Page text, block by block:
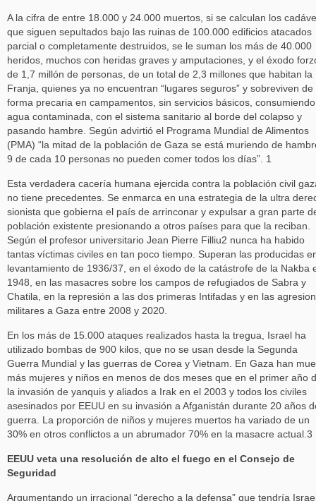
A la cifra de entre 18.000 y 24.000 muertos, si se calculan los
que siguen sepultados bajo las ruinas de 100.000 edificios atacados
parcial o completamente destruidos, se le suman los más de 40.000
heridos, muchos con heridas graves y amputaciones, y el éxodo
de 1,7 millón de personas, de un total de 2,3 millones que habitan la
Franja, quienes ya no encuentran “lugares seguros” y sobreviven de
forma precaria en campamentos, sin servicios básicos, consumiendo
agua contaminada, con el sistema sanitario al borde del colapso y
pasando hambre. Según advirtió el Programa Mundial de Alimentos
(PMA) “la mitad de la población de Gaza se está muriendo de
9 de cada 10 personas no pueden comer todos los días”. 1
Esta verdadera cacería humana ejercida contra la población civil
no tiene precedentes. Se enmarca en una estrategia de la ultra
sionista que gobierna el país de arrinconar y expulsar a gran parte
población existente presionando a otros países para que la reciban.
Según el profesor universitario Jean Pierre Filliu2 nunca ha habido
tantas víctimas civiles en tan poco tiempo. Superan las producidas
levantamiento de 1936/37, en el éxodo de la catástrofe de la Nakba
1948, en las masacres sobre los campos de refugiados de Sabra y
Chatila, en la represión a las dos primeras Intifadas y en las
militares a Gaza entre 2008 y 2020.
En los más de 15.000 ataques realizados hasta la tregua, Israel ha
utilizado bombas de 900 kilos, que no se usan desde la Segunda
Guerra Mundial y las guerras de Corea y Vietnam. En Gaza han
más mujeres y niños en menos de dos meses que en el primer año
la invasión de yanquis y aliados a Irak en el 2003 y todos los civiles
asesinados por EEUU en su invasión a Afganistán durante 20 años
guerra. La proporción de niños y mujeres muertos ha variado de un
30% en otros conflictos a un abrumador 70% en la masacre actual.3
EEUU veta una resolución de alto el fuego en el Consejo de
Seguridad
Argumentando un irracional “derecho a la defensa” que tendría